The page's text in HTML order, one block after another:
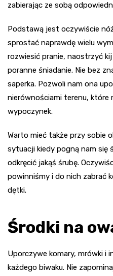
zabierając ze sobą
Podstawą jest oczywiście
sprostać naprawdę wielu
rozwiesić pranie, naostrzyć
poranne śniadanie. Nie bez
saperka. Pozwoli nam ona
nierównościami terenu, które
wypoczynek.
Warto mieć także przy sobie
sytuacji kiedy pogną nam się
odkręcić jakąś śrubę.
powinniśmy i do nich zabrać
dętki.
Środki na
Uporczywe komary, mrówki i
każdego biwaku. Nie